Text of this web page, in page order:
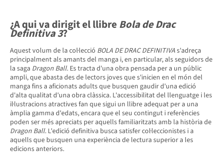
¿A qui va dirigit el llibre Bola de Drac
Definitiva 3?
Aquest volum de la col·lecció BOLA DE DRAC DEFINITIVAs'adreça
principalment als amants del manga i, en particular, als seguidors de
la saga Dragon Ball. Es tracta d'una obra pensada per a un públic
ampli, que abasta des de lectors joves que s'inicien en el món del
manga fins a aficionats adults que busquen gaudir d'una edició
d'alta qualitat d'una obra clàssica. L'accessibilitat del llenguatge i les
il·lustracions atractives fan que sigui un llibre adequat per a una
àmplia gamma d'edats, encara que el seu contingut i referències
poden ser més apreciats per aquells familiaritzats amb la història de
Dragon Ball. L'edició definitiva busca satisfer col·leccionistes i a
aquells que busquen una experiència de lectura superior a les
edicions anteriors.